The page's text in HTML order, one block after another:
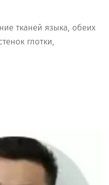
тканей языка, обеих
глотки,